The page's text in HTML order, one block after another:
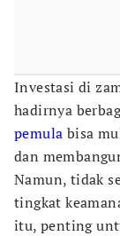
Investasi di
hadirnya
pemula bisa
dan
Namun, tidak
tingkat
itu, penting